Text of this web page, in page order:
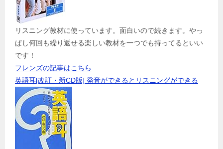
リスニング教材に使っています。面白いので続きます。やっ
ぱし何回も繰り返せる楽しい教材を一つでも持ってるといい
です！
フレンズの記事はこちら
英語耳[改訂・新CD版] 発音ができるとリスニングができる